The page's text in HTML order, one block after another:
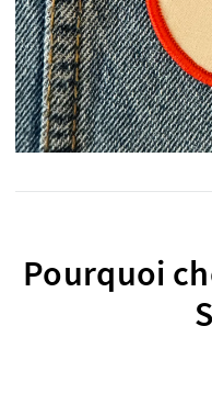
Pourquoi